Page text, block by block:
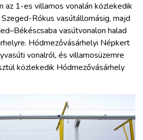
az 1-es villamos vonalán közlekedik
Rókus vasútállomásig, majd
vasútvonalon halad
Hódmezővásárhelyi Népkert
vonalról, és villamosüzemre
közlekedik Hódmezővásárhely